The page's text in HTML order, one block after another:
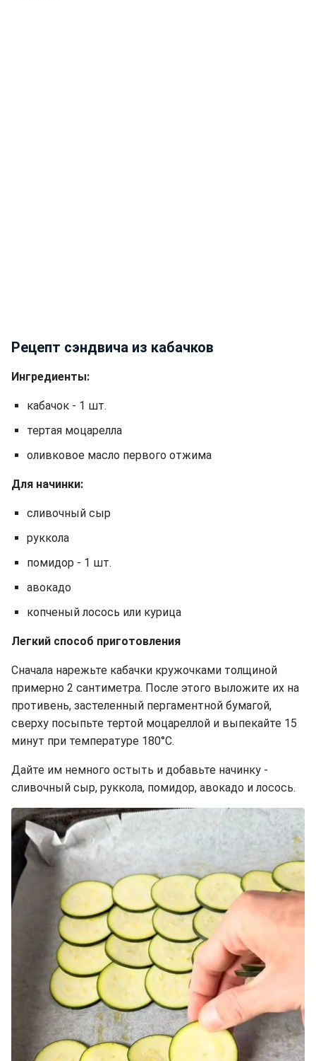
Рецепт сэндвича из кабачков
Ингредиенты:
кабачок - 1 шт.
тертая моцарелла
оливковое масло первого отжима
Для начинки:
сливочный сыр
руккола
помидор - 1 шт.
авокадо
копченый лосось или курица
Легкий способ приготовления
Сначала нарежьте кабачки кружочками толщиной
примерно 2 сантиметра. После этого выложите их на
противень, застеленный пергаментной бумагой,
сверху посыпьте тертой моцареллой и выпекайте 15
минут при температуре 180°C.
Дайте им немного остыть и добавьте начинку -
сливочный сыр, руккола, помидор, авокадо и лосось.